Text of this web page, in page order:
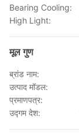
Bearing Cooling:
High Light:
मूल गुण
ब्रांड नाम:
उत्पाद मॉडल:
प्रमाणपत्र:
उद्गम देश: